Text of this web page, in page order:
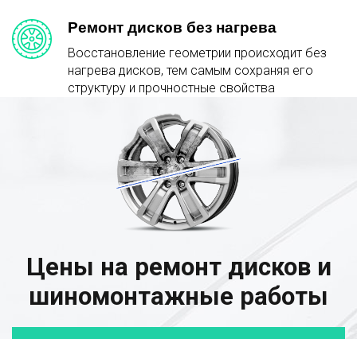
Ремонт дисков без нагрева
Восстановление геометрии происходит без
нагрева дисков, тем самым сохраняя его
структуру и прочностные свойства
Цены на ремонт дисков и
шиномонтажные работы